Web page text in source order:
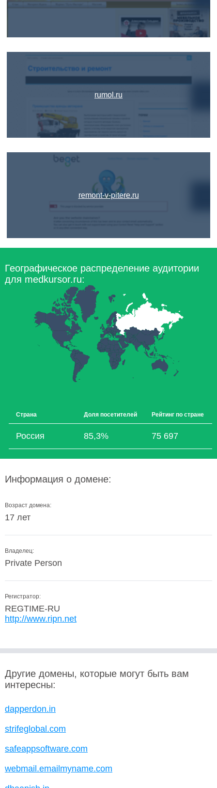
rumol.ru
remont-v-pitere.ru
Географическое распределение аудитории
для medkursor.ru:
Страна Доля посетителей Рейтинг по стране
Россия 85,3% 75 697
Информация о домене:
Возраст домена:
17 лет
Владелец:
Private Person
Регистратор:
REGTIME-RU
http://www.ripn.net
Другие домены, которые могут быть вам
интересны:
dapperdon.in
strifeglobal.com
safeappsoftware.com
webmail.emailmyname.com